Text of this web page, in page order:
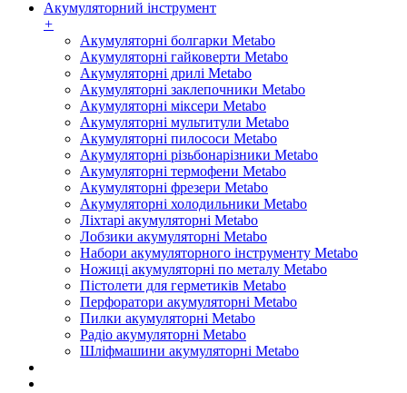
Акумуляторний інструмент
+
Акумуляторні болгарки Metabo
Акумуляторні гайковерти Metabo
Акумуляторні дрилі Metabo
Акумуляторні заклепочники Metabo
Акумуляторні міксери Metabo
Акумуляторні мультитули Metabo
Акумуляторні пилососи Metabo
Акумуляторні різьбонарізники Metabo
Акумуляторні термофени Metabo
Акумуляторні фрезери Metabo
Акумуляторні холодильники Metabo
Ліхтарі акумуляторні Metabo
Лобзики акумуляторні Metabo
Набори акумуляторного інструменту Metabo
Ножиці акумуляторні по металу Metabo
Пістолети для герметиків Metabo
Перфоратори акумуляторні Metabo
Пилки акумуляторні Metabo
Радіо акумуляторні Metabo
Шліфмашини акумуляторні Metabo